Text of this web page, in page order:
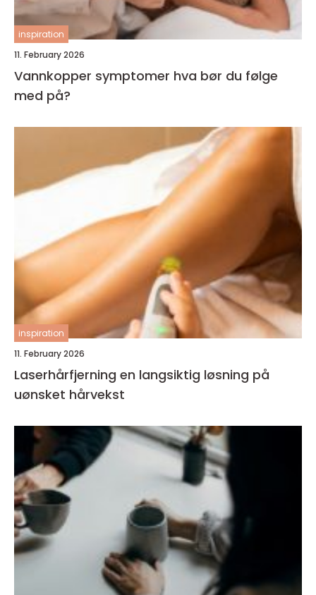
inspiration
11. February 2026
Vannkopper symptomer hva bør du følge
med på?
inspiration
11. February 2026
Laserhårfjerning en langsiktig løsning på
uønsket hårvekst